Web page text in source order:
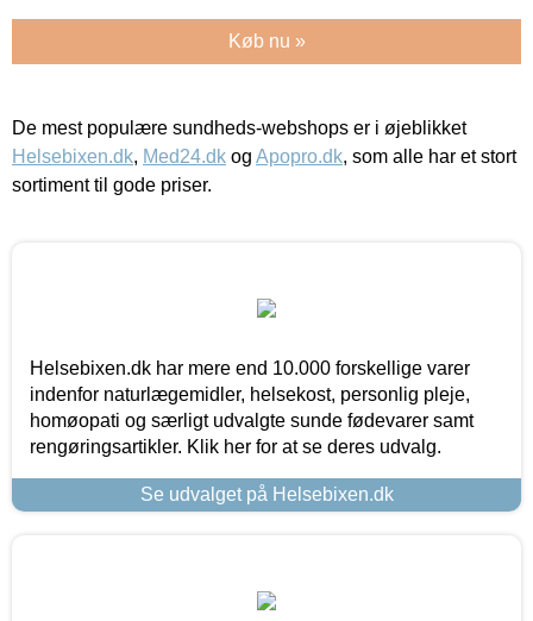
Køb nu »
De mest populære sundheds-webshops er i øjeblikket
Helsebixen.dk, Med24.dk og Apopro.dk, som alle har et stort
sortiment til gode priser.
Helsebixen.dk har mere end 10.000 forskellige varer
indenfor naturlægemidler, helsekost, personlig pleje,
homøopati og særligt udvalgte sunde fødevarer samt
rengøringsartikler. Klik her for at se deres udvalg.
Se udvalget på Helsebixen.dk